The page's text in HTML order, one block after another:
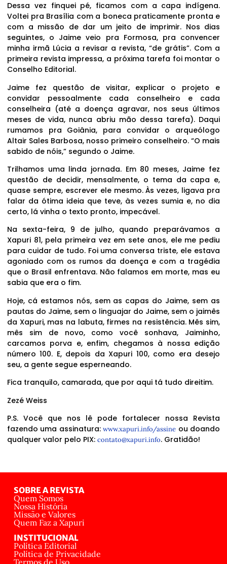
Dessa vez finquei pé, ficamos com a capa indígena.
Voltei pra Brasília com a boneca praticamente pronta e
com a missão de dar um jeito de imprimir. Nos dias
seguintes, o Jaime veio pra Formosa, pra convencer
minha irmã Lúcia a revisar a revista, “de grátis”. Com a
primeira revista impressa, a próxima tarefa foi montar o
Conselho Editorial.
Jaime fez questão de visitar, explicar o projeto e
convidar pessoalmente cada conselheiro e cada
conselheira (até a doença agravar, nos seus últimos
meses de vida, nunca abriu mão dessa tarefa). Daqui
rumamos pra Goiânia, para convidar o arqueólogo
Altair Sales Barbosa, nosso primeiro conselheiro. “O mais
sabido de nóis,” segundo o Jaime.
Trilhamos uma linda jornada. Em 80 meses, Jaime fez
questão de decidir, mensalmente, o tema da capa e,
quase sempre, escrever ele mesmo. Às vezes, ligava pra
falar da ótima ideia que teve, às vezes sumia e, no dia
certo, lá vinha o texto pronto, impecável.
Na sexta-feira, 9 de julho, quando preparávamos a
Xapuri 81, pela primeira vez em sete anos, ele me pediu
para cuidar de tudo. Foi uma conversa triste, ele estava
agoniado com os rumos da doença e com a tragédia
que o Brasil enfrentava. Não falamos em morte, mas eu
sabia que era o fim.
Hoje, cá estamos nós, sem as capas do Jaime, sem as
pautas do Jaime, sem o linguajar do Jaime, sem o jaimês
da Xapuri, mas na labuta, firmes na resistência. Mês sim,
mês sim de novo, como você sonhava, Jaiminho,
carcamos porva e, enfim, chegamos à nossa edição
número 100. E, depois da Xapuri 100, como era desejo
seu, a gente segue esperneando.
Fica tranquilo, camarada, que por aqui tá tudo direitim.
Zezé Weiss
P.S. Você que nos lê pode fortalecer nossa Revista
fazendo uma assinatura:www.xapuri.info/assine ou doando
qualquer valor pelo PIX: contato@xapuri.info. Gratidão!
SOBRE A REVISTA
Quem Somos
Nossa História
Missão e Valores
Quem Faz a Xapuri
INSTITUCIONAL
Política Editorial
Política de Privacidade